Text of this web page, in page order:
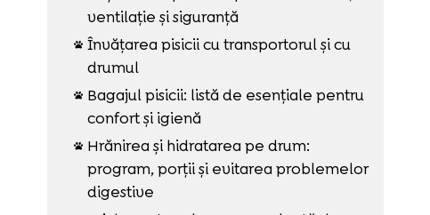
ventilație și siguranță
 Învățarea pisicii cu transportorul și cu
drumul

Bagajul pisicii: listă de esențiale pentru
confort și igienă

Hrănirea și hidratarea pe drum:
program, porții și evitarea problemelor
digestive